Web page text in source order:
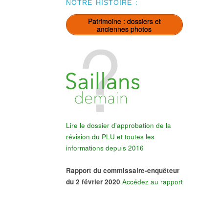
NOTRE HISTOIRE :
Patrimoine : dossiers et
anciennes photos
Lire le dossier d'approbation de la
révision du PLU et toutes les
informations depuis 2016
Rapport du commissaire-enquêteur
du 2 février 2020 Accédez au rapport